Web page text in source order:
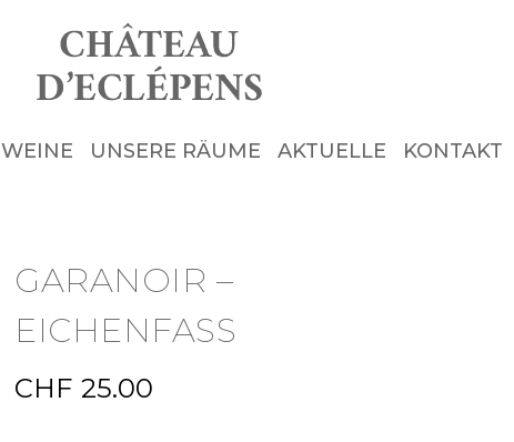
WEINE UNSERE RÄUME AKTUELLE KONTAKT
GARANOIR –
EICHENFASS
CHF 25.00